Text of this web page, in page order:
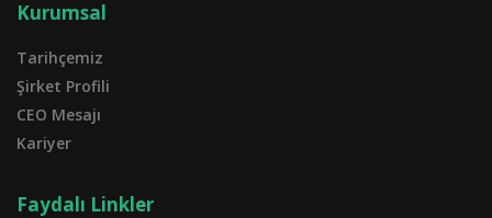
Kurumsal
Tarihçemiz
Şirket Profili
CEO Mesajı
Kariyer
Faydalı Linkler